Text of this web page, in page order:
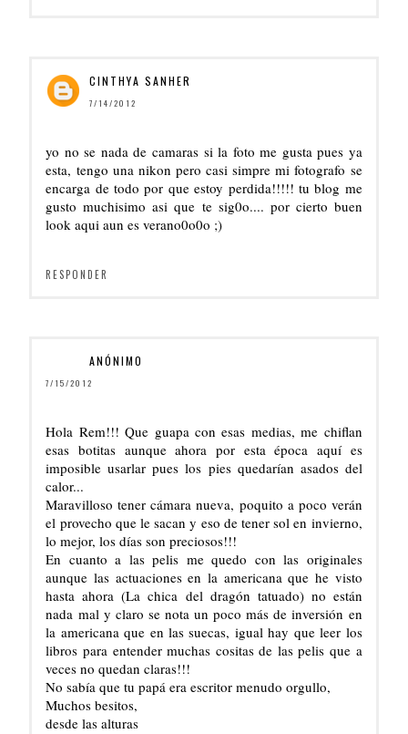
CINTHYA SANHER
7/14/2012
yo no se nada de camaras si la foto me gusta pues ya
esta, tengo una nikon pero casi simpre mi fotografo se
encarga de todo por que estoy perdida!!!!! tu blog me
gusto muchisimo asi que te sig0o.... por cierto buen
look aqui aun es verano0o0o ;)
RESPONDER
ANÓNIMO
7/15/2012
Hola Rem!!! Que guapa con esas medias, me chiflan
esas botitas aunque ahora por esta época aquí es
imposible usarlar pues los pies quedarían asados del
calor...
Maravilloso tener cámara nueva, poquito a poco verán
el provecho que le sacan y eso de tener sol en invierno,
lo mejor, los días son preciosos!!!
En cuanto a las pelis me quedo con las originales
aunque las actuaciones en la americana que he visto
hasta ahora (La chica del dragón tatuado) no están
nada mal y claro se nota un poco más de inversión en
la americana que en las suecas, igual hay que leer los
libros para entender muchas cositas de las pelis que a
veces no quedan claras!!!
No sabía que tu papá era escritor menudo orgullo,
Muchos besitos,
desde las alturas